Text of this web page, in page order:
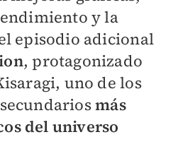
y la
episodio adicional
, protagonizado
uno de los
más
del universo